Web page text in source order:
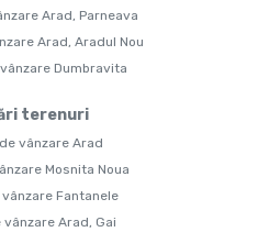
Arad, Parneava
Arad, Aradul Nou
Dumbravita
terenuri
vânzare Arad
Mosnita Noua
Fantanele
vânzare Arad, Gai